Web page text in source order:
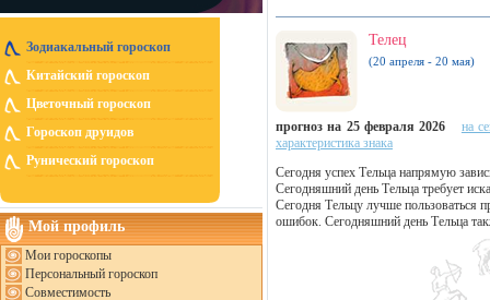
Зодиакальный гороскоп
Китайский гороскоп
Цветочный гороскоп
Гороскоп друидов
Рунический гороскоп
Мой профиль
Мои гороскопы
Персональный гороскоп
Совместимость
Телец
(20 апреля - 20 мая)
прогноз на 25 февраля 2026
на
характеристика знака
Сегодня успех Тельца напрямую
Сегодняшний день Тельца требует
Сегодня Тельцу лучше пользоваться
ошибок. Сегодняшний день Тельца